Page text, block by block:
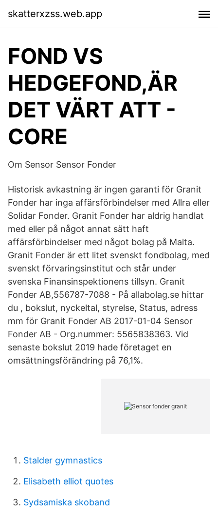
skatterxzss.web.app
FOND VS
HEDGEFOND,ÄR
DET VÄRT ATT -
CORE
Om Sensor Sensor Fonder
Historisk avkastning är ingen garanti för Granit
Fonder har inga affärsförbindelser med Allra eller
Solidar Fonder. Granit Fonder har aldrig handlat
med eller på något annat sätt haft
affärsförbindelser med något bolag på Malta.
Granit Fonder är ett litet svenskt fondbolag, med
svenskt förvaringsinstitut och står under
svenska Finansinspektionens tillsyn. Granit
Fonder AB,556787-7088 - På allabolag.se hittar
du , bokslut, nyckeltal, styrelse, Status, adress
mm för Granit Fonder AB 2017-01-04 Sensor
Fonder AB - Org.nummer: 5565838363. Vid
senaste bokslut 2019 hade företaget en
omsättningsförändring på 76,1%.
Stalder gymnastics
Elisabeth elliot quotes
Sydsamiska skoband